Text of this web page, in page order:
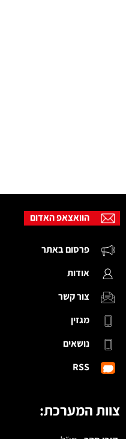
הוואצאפ האדום
פרסום באתר
אודות
צור קשר
מגזין
נושאים
RSS
צוות המערכת: